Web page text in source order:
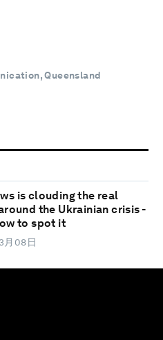
Queensland
is clouding the real
the Ukrainian crisis -
to spot it
月08日